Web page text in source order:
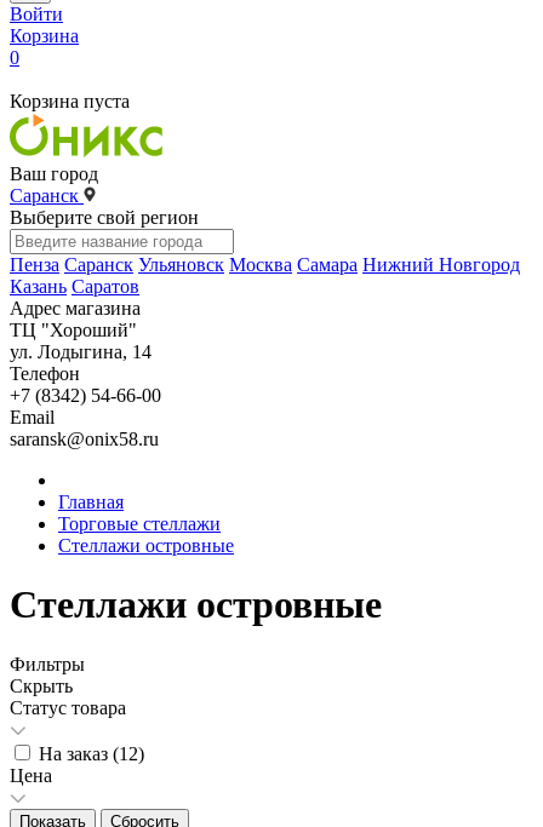
Войти
Корзина
0
Корзина пуста
Ваш город
Саранск
Выберите свой регион
Пенза Саранск Ульяновск Москва Самара Нижний Новгород
Казань Саратов
Адрес магазина
ТЦ "Хороший"
ул. Лодыгина, 14
Телефон
+7 (8342) 54-66-00
Email
saransk@onix58.ru
Главная
Торговые стеллажи
Стеллажи островные
Стеллажи островные
Фильтры
Скрыть
Статус товара
На заказ (12)
Цена